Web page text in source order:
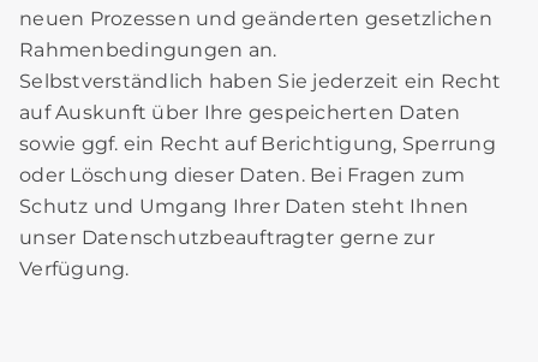
neuen Prozessen und geänderten gesetzlichen
Rahmenbedingungen an.
Selbstverständlich haben Sie jederzeit ein Recht
auf Auskunft über Ihre gespeicherten Daten
sowie ggf. ein Recht auf Berichtigung, Sperrung
oder Löschung dieser Daten. Bei Fragen zum
Schutz und Umgang Ihrer Daten steht Ihnen
unser Datenschutzbeauftragter gerne zur
Verfügung.